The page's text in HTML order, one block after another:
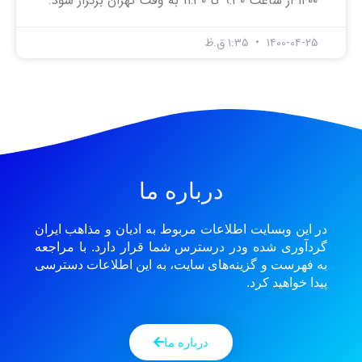
۱۴۰۰-۰۴-۲۵
درباره ما
در این وبسایت اطلاعات مربوط به ادیان و مذاهب ایران
گردآوری شده ودر درسترس شما قرار دارد. با مراجعه
به فهرست و گزینه‌های سایت، به این اطلاعات دسترسی
پیدا خواهید کرد.
درباره ما